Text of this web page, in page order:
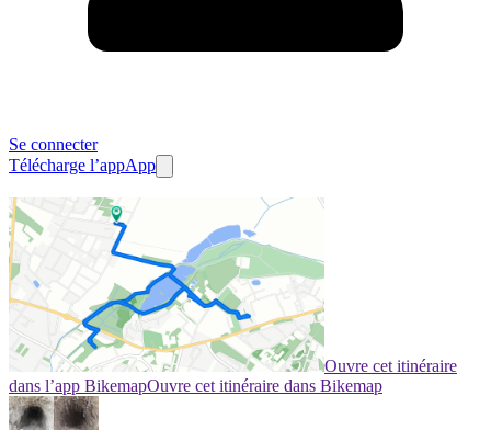
Se connecter
Télécharge l’appApp
Ouvre cet itinéraire
dans l’app BikemapOuvre cet itinéraire dans Bikemap